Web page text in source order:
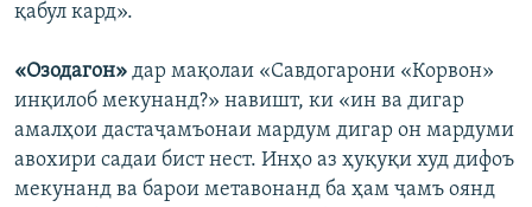
қабул кард».
«Озодагон» дар мақолаи «Савдогарони «Корвон»
инқилоб мекунанд?» навишт, ки «ин ва дигар
амалҳои дастаҷамъонаи мардум дигар он мардуми
авохири садаи бист нест. Инҳо аз ҳуқуқи худ дифоъ
мекунанд ва барои метавонанд ба ҳам ҷамъ оянд